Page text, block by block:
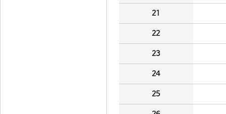
21
22
23
24
25